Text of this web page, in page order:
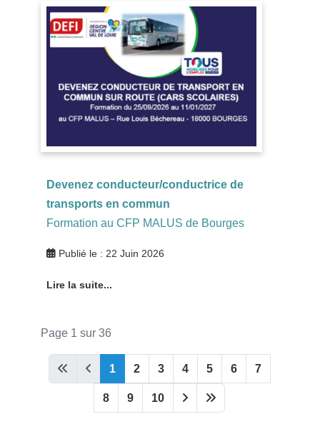
Devenez conducteur/conductrice de
transports en commun
Formation au CFP MALUS de Bourges
Publié le : 22 Juin 2026
Lire la suite...
Page 1 sur 36
1 2 3 4 5 6 7
8 9 10